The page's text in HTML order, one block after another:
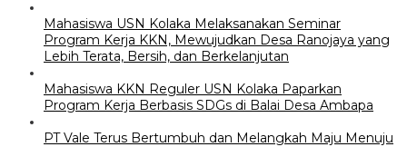
Mahasiswa USN Kolaka Melaksanakan Seminar
Program Kerja KKN, Mewujudkan Desa Ranojaya yang
Lebih Terata, Bersih, dan Berkelanjutan
Mahasiswa KKN Reguler USN Kolaka Paparkan
Program Kerja Berbasis SDGs di Balai Desa Ambapa
PT Vale Terus Bertumbuh dan Melangkah Maju Menuju